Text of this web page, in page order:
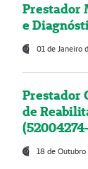
Prestador
e
01 de Janeiro
Prestador
de
18 de